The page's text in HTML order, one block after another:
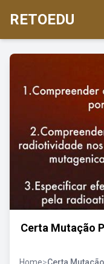
RETOEDU
Certa Mutação